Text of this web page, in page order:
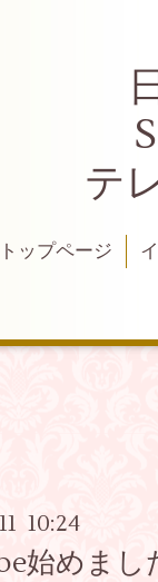
テ
トップページ
11 10:24
始めまし